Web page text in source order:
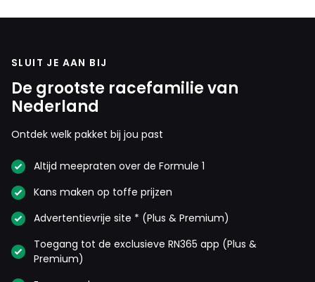
SLUIT JE AAN BIJ
De grootste racefamilie van
Nederland
Ontdek welk pakket bij jou past
Altijd meepraten over de Formule 1
Kans maken op toffe prijzen
Advertentievrije site * (Plus & Premium)
Toegang tot de exclusieve RN365 app (Plus &
Premium)